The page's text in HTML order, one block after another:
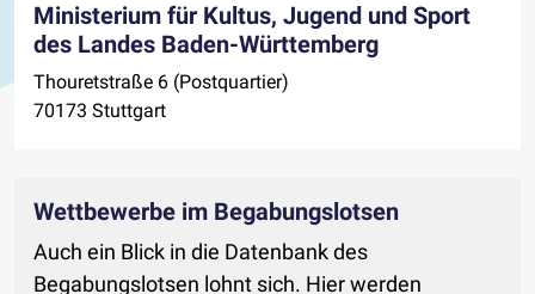
Ministerium für Kultus, Jugend und Sport
des Landes Baden-Württemberg
Thouretstraße 6 (Postquartier)
70173 Stuttgart
Wettbewerbe im Begabungslotsen
Auch ein Blick in die Datenbank des
Begabungslotsen lohnt sich. Hier werden